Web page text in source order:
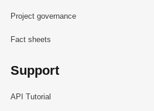
Project governance
Fact sheets
Support
API Tutorial